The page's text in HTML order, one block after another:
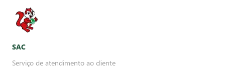
SAC
Serviço de atendimento ao cliente